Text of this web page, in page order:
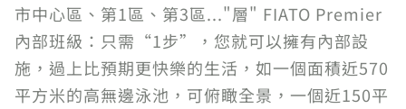
市中心區、第1區、第3區..."層" FIATO Premier
內部班級：只需“1步”，您就可以擁有內部設
施，過上比預期更快樂的生活，如一個面積近570
平方米的高無邊泳池，可俯瞰全景，一個近150平